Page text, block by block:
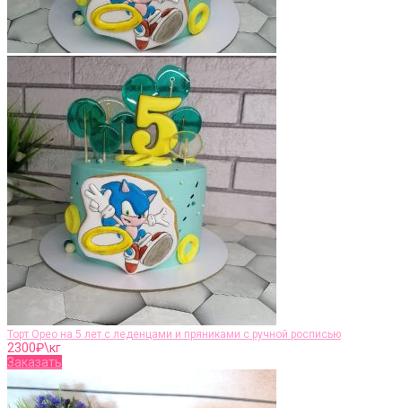
Торт Орео на 5 лет с леденцами и пряниками с ручной росписью
2300₽\кг
Заказать